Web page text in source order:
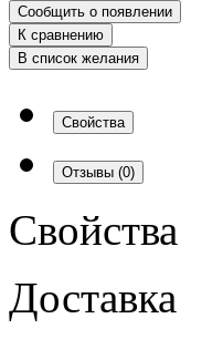
Сообщить о появлении
К сравнению
В список желания
Свойства
Отзывы (0)
Свойства
Доставка